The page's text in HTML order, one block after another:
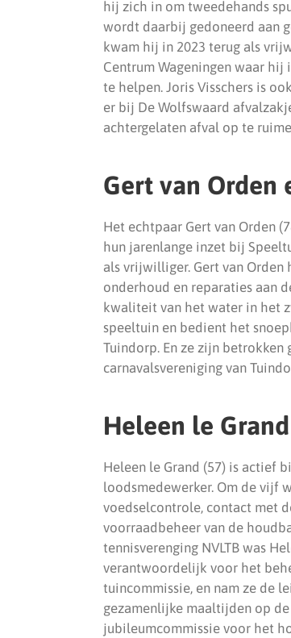
hij zich in om tweedehands
wordt daarbij gedoneerd aan
kwam hij in 2023 terug als
Centrum Wageningen waar
te helpen. Joris Visschers is
er bij De Wolfswaard
achtergelaten afval op te
Gert van Orden
Het echtpaar Gert van Orden
hun jarenlange inzet bij
als vrijwilliger. Gert van
onderhoud en reparaties aan
kwaliteit van het water in het
speeltuin en bedient het
Tuindorp. En ze zijn
carnavalsvereniging van
Heleen le Grand
Heleen le Grand (57) is actief
loodsmedewerker. Om de vijf
voedselcontrole, contact met
voorraadbeheer van de
tennisverenging NVLTB was
verantwoordelijk voor het
tuincommissie, en nam ze de
gezamenlijke maaltijden op
jubileumcommissie voor het